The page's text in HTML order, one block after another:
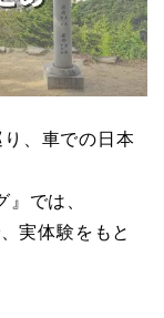
、車での日本
』では、
実体験をもと